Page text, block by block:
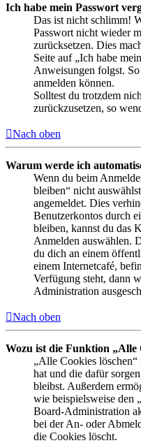
Ich habe mein Passwort
Das ist nicht schlimm!
Passwort nicht wieder
zurücksetzen. Dies
Seite auf „Ich habe
Anweisungen folgst.
anmelden können.
Solltest du trotzdem
zurückzusetzen, so
Nach oben
Warum werde ich
Wenn du beim
bleiben“ nicht
angemeldet. Dies
Benutzerkontos durch
bleiben, kannst du das
Anmelden auswählen.
du dich an einem
einem Internetcafé,
Verfügung steht, dann
Administration
Nach oben
Wozu ist die Funktion „Alle
„Alle Cookies
hat und die dafür
bleibst. Außerdem
wie beispielsweise den
Board-Administration
bei der An- oder
die Cookies löscht.